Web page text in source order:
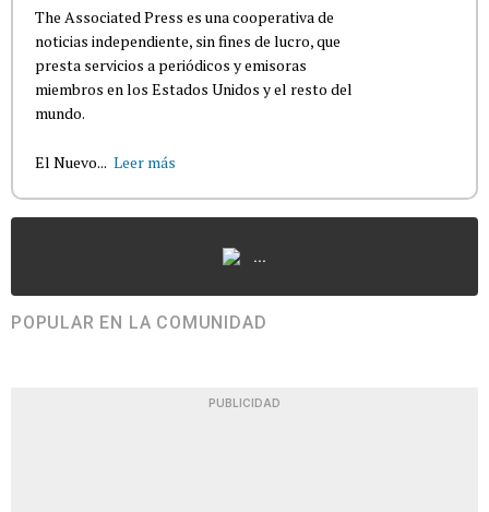
The Associated Press es una cooperativa de
noticias independiente, sin fines de lucro, que
presta servicios a periódicos y emisoras
miembros en los Estados Unidos y el resto del
mundo.
El Nuevo... Leer más
...
POPULAR EN LA COMUNIDAD
PUBLICIDAD